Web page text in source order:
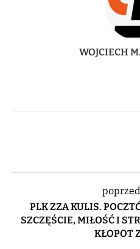
WOJCIECH
PLK ZZA KULIS.
SZCZĘŚCIE, MIŁOŚĆ I
KŁOPOT